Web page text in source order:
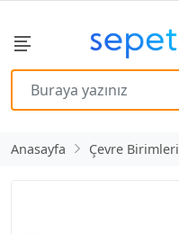
Anasayfa Çevre Birimleri